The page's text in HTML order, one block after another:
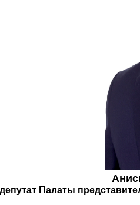
депутат Палаты